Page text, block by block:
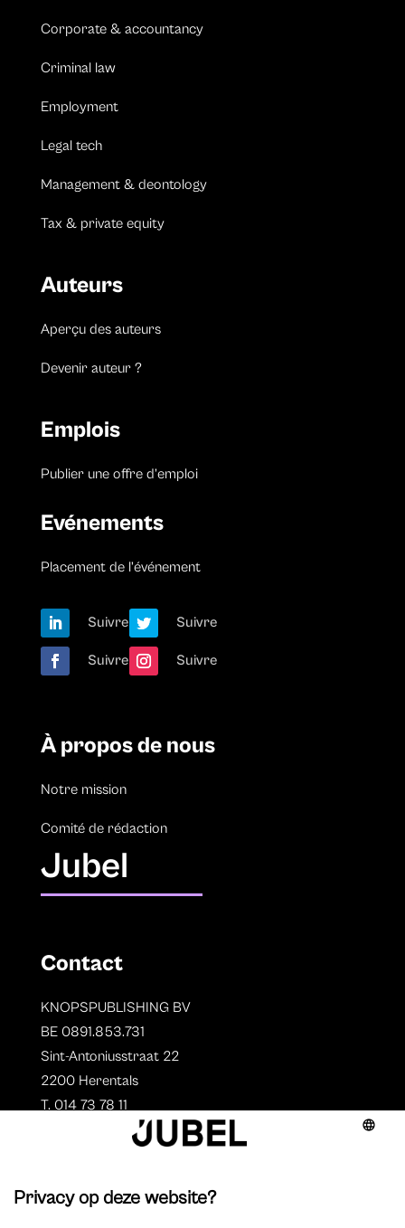
Corporate & accountancy
Criminal law
Employment
Legal tech
Management & deontology
Tax & private equity
Auteurs
Aperçu des auteurs
Devenir auteur ?
Emplois
Publier une offre d’emploi
Evénements
Placement de l’événement
Suivre Suivre
Suivre Suivre
À propos de nous
Notre mission
Comité de rédaction
Jubel
Contact
KNOPSPUBLISHING BV
BE 0891.853.731
Sint-Antoniusstraat 22
2200 Herentals
T. 014 73 78 11
Aperçu des auteurs